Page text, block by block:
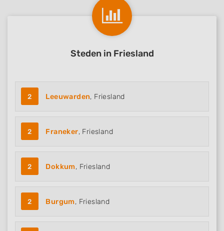
Steden in Friesland
2 Leeuwarden, Friesland
2 Franeker, Friesland
2 Dokkum, Friesland
2 Burgum, Friesland
Use precise geolocation data
Identify devices based on information
Non-IAB processing purposes:
Performance
Advertising